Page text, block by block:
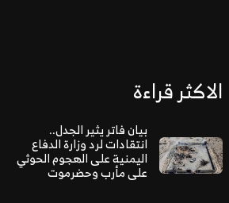
الاكثر قراءة
بيان فاتر يثير الجدل..
انتقادات لرد وزارة الدفاع
اليمنية على الهجوم الحوثي
على مأرب وحضرموت